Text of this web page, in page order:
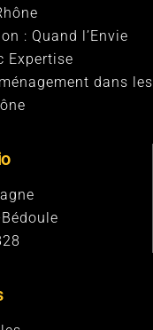
: Quand l’Envie
Expertise
dans les